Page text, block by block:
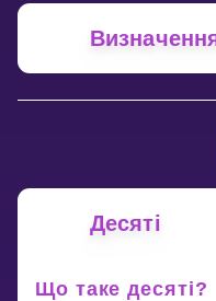
Десяті
Що таке десяті?